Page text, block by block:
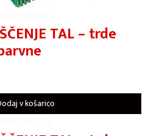
TAL – trde
v košarico